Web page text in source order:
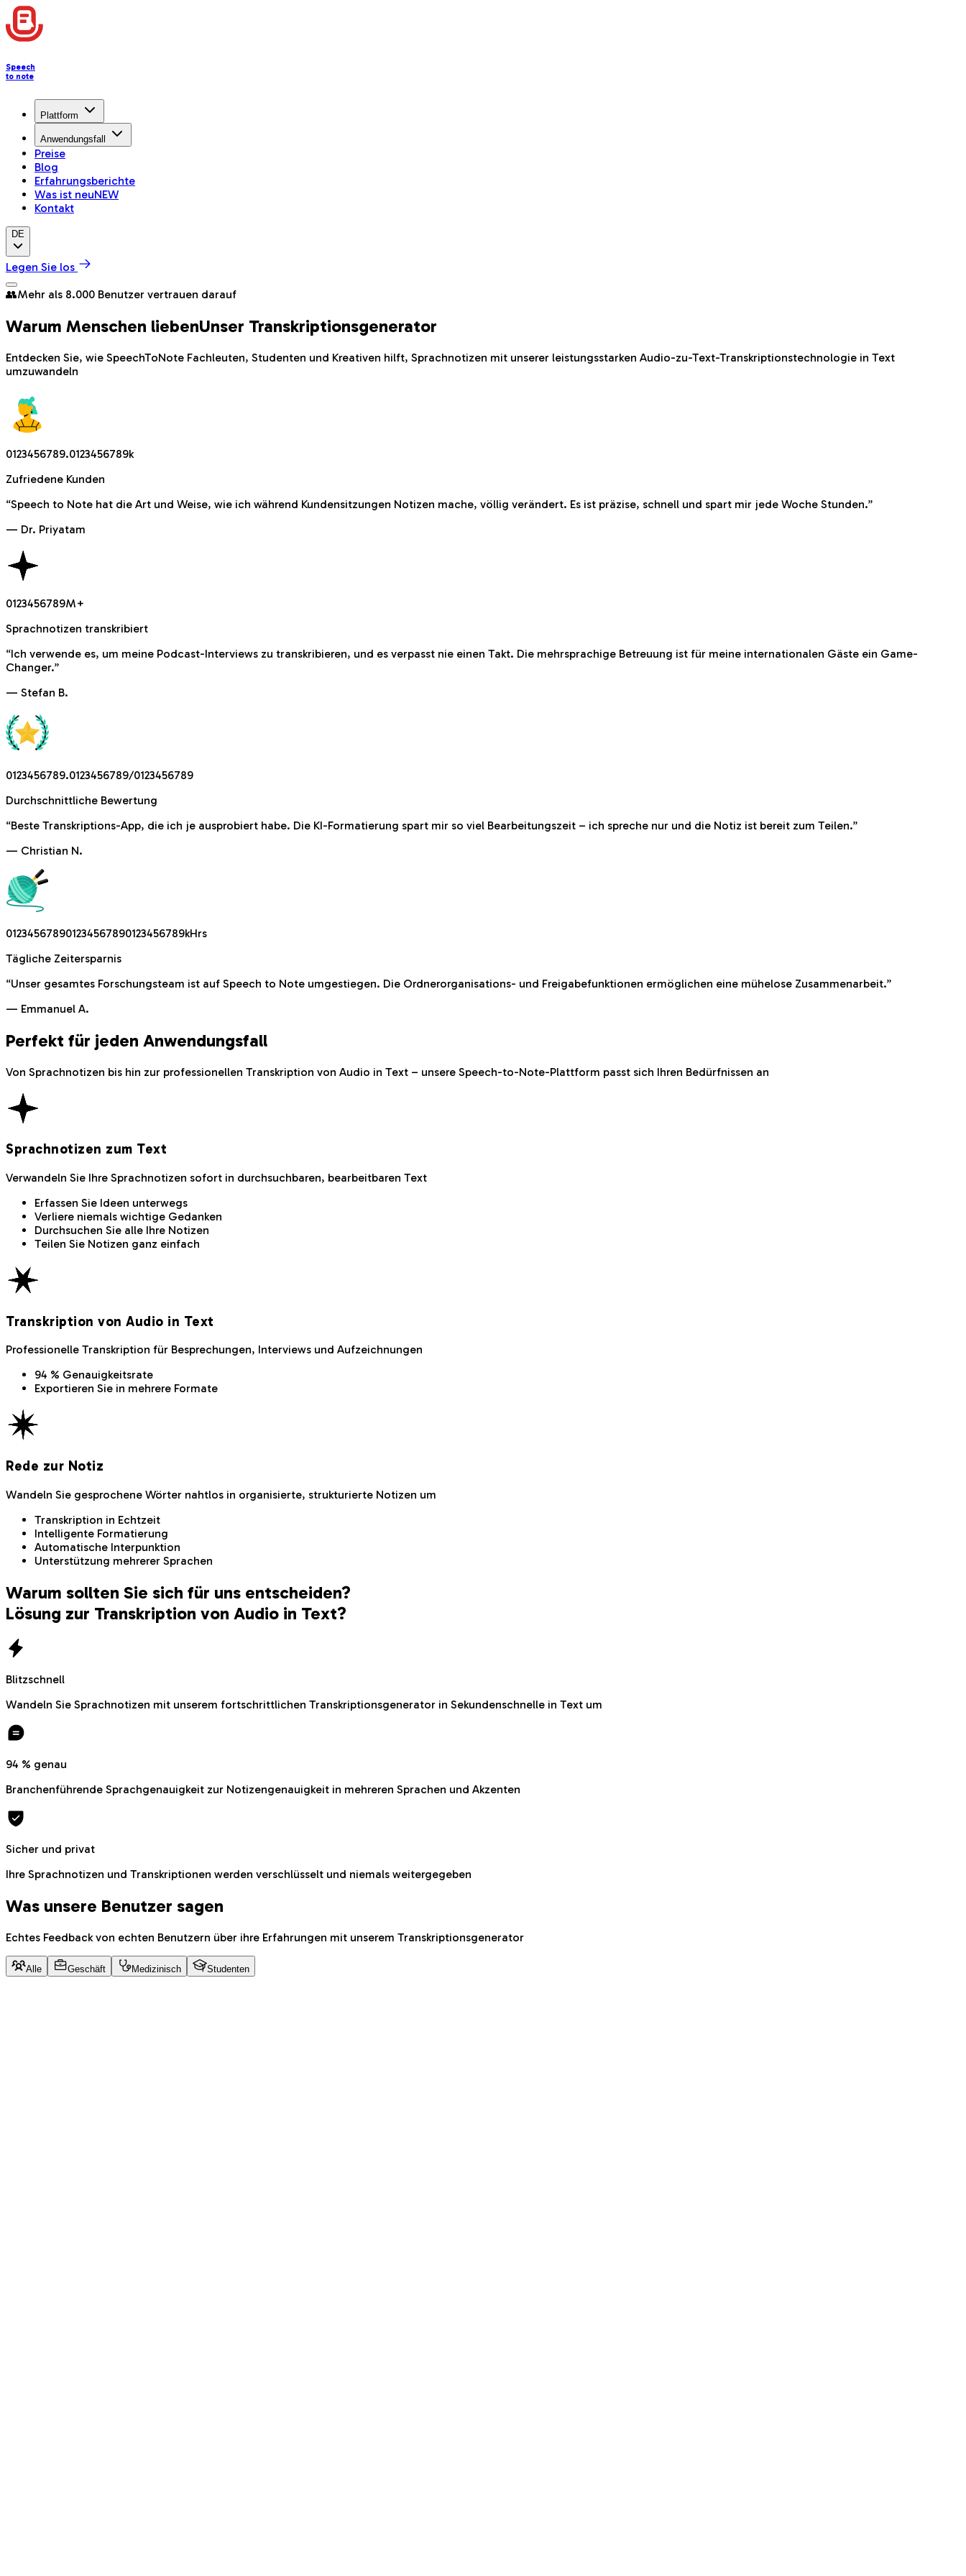
Speech
to note
Plattform
Anwendungsfall
Preise
Blog
Erfahrungsberichte
Was ist neuNEW
Kontakt
DE
Legen Sie los
👥Mehr als 8.000 Benutzer vertrauen darauf
Warum Menschen liebenUnser Transkriptionsgenerator
Entdecken Sie, wie SpeechToNote Fachleuten, Studenten und Kreativen hilft, Sprachnotizen mit unserer leistungsstarken Audio-zu-Text-Transkriptionstechnologie in Text
umzuwandeln
0123456789.0123456789k
Zufriedene Kunden
“Speech to Note hat die Art und Weise, wie ich während Kundensitzungen Notizen mache, völlig verändert. Es ist präzise, ​​schnell und spart mir jede Woche Stunden.”
— Dr. Priyatam
0123456789M+
Sprachnotizen transkribiert
“Ich verwende es, um meine Podcast-Interviews zu transkribieren, und es verpasst nie einen Takt. Die mehrsprachige Betreuung ist für meine internationalen Gäste ein Game-
Changer.”
— Stefan B.
0123456789.0123456789/0123456789
Durchschnittliche Bewertung
“Beste Transkriptions-App, die ich je ausprobiert habe. Die KI-Formatierung spart mir so viel Bearbeitungszeit – ich spreche nur und die Notiz ist bereit zum Teilen.”
— Christian N.
012345678901234567890123456789kHrs
Tägliche Zeitersparnis
“Unser gesamtes Forschungsteam ist auf Speech to Note umgestiegen. Die Ordnerorganisations- und Freigabefunktionen ermöglichen eine mühelose Zusammenarbeit.”
— Emmanuel A.
Perfekt für jeden Anwendungsfall
Von Sprachnotizen bis hin zur professionellen Transkription von Audio in Text – unsere Speech-to-Note-Plattform passt sich Ihren Bedürfnissen an
Sprachnotizen zum Text
Verwandeln Sie Ihre Sprachnotizen sofort in durchsuchbaren, bearbeitbaren Text
Erfassen Sie Ideen unterwegs
Verliere niemals wichtige Gedanken
Durchsuchen Sie alle Ihre Notizen
Teilen Sie Notizen ganz einfach
Transkription von Audio in Text
Professionelle Transkription für Besprechungen, Interviews und Aufzeichnungen
94 % Genauigkeitsrate
Exportieren Sie in mehrere Formate
Rede zur Notiz
Wandeln Sie gesprochene Wörter nahtlos in organisierte, strukturierte Notizen um
Transkription in Echtzeit
Intelligente Formatierung
Automatische Interpunktion
Unterstützung mehrerer Sprachen
Warum sollten Sie sich für uns entscheiden?
Lösung zur Transkription von Audio in Text?
Blitzschnell
Wandeln Sie Sprachnotizen mit unserem fortschrittlichen Transkriptionsgenerator in Sekundenschnelle in Text um
94 % genau
Branchenführende Sprachgenauigkeit zur Notizengenauigkeit in mehreren Sprachen und Akzenten
Sicher und privat
Ihre Sprachnotizen und Transkriptionen werden verschlüsselt und niemals weitergegeben
Was unsere Benutzer sagen
Echtes Feedback von echten Benutzern über ihre Erfahrungen mit unserem Transkriptionsgenerator
Alle Geschäft Medizinisch Studenten